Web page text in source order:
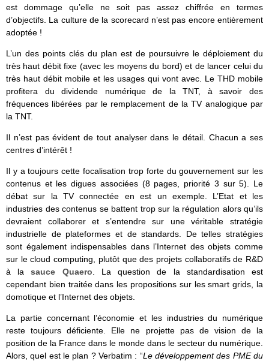
est dommage qu’elle ne soit pas assez chiffrée en termes
d’objectifs. La culture de la scorecard n’est pas encore entièrement
adoptée !
L’un des points clés du plan est de poursuivre le déploiement du
très haut débit fixe (avec les moyens du bord) et de lancer celui du
très haut débit mobile et les usages qui vont avec. Le THD mobile
profitera du dividende numérique de la TNT, à savoir des
fréquences libérées par le remplacement de la TV analogique par
la TNT.
Il n’est pas évident de tout analyser dans le détail. Chacun a ses
centres d’intérêt !
Il y a toujours cette focalisation trop forte du gouvernement sur les
contenus et les digues associées (8 pages, priorité 3 sur 5). Le
débat sur la TV connectée en est un exemple. L’Etat et les
industries des contenus se battent trop sur la régulation alors qu’ils
devraient collaborer et s’entendre sur une véritable stratégie
industrielle de plateformes et de standards. De telles stratégies
sont également indispensables dans l’Internet des objets comme
sur le cloud computing, plutôt que des projets collaboratifs de R&D
à lasauce Quaero . La question de la standardisation est
cependant bien traitée dans les propositions sur les smart grids, la
domotique et l’Internet des objets.
La partie concernant l’économie et les industries du numérique
reste toujours déficiente. Elle ne projette pas de vision de la
position de la France dans le monde dans le secteur du numérique.
Alors, quel est le plan ? Verbatim : “Le développement des PME du